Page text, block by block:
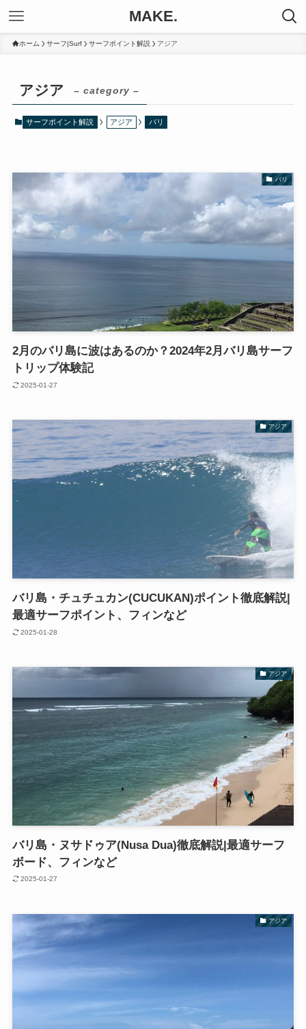
MAKE.
ホーム サーフ|Surf サーフポイント解説 アジア
アジア – category –
サーフポイント解説 アジア バリ
バリ
2月のバリ島に波はあるのか？2024年2月バリ島サーフ
トリップ体験記
2025-01-27
アジア
バリ島・チュチュカン(CUCUKAN)ポイント徹底解説|
最適サーフポイント、フィンなど
2025-01-28
アジア
バリ島・ヌサドゥア(Nusa Dua)徹底解説|最適サーフ
ボード、フィンなど
2025-01-27
アジア